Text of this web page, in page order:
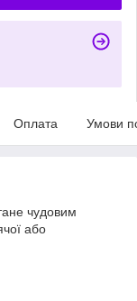
Оплата Умови
чудовим
або